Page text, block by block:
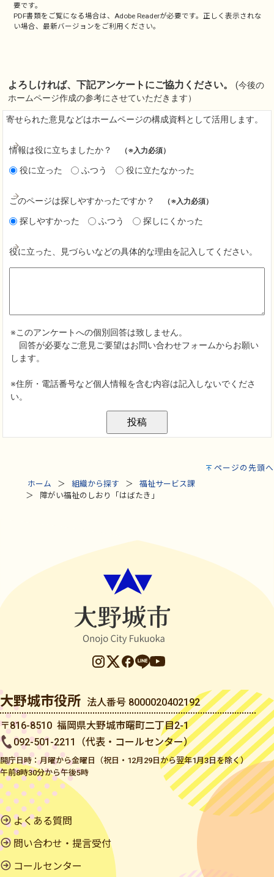
要です。
PDF書類をご覧になる場合は、Adobe Readerが必要です。正しく表示されな
い場合、最新バージョンをご利用ください。
ページの先頭へ
ホーム
組織から探す
福祉サービス課
障がい福祉のしおり「はばたき」
大野城市役所 法人番号 8000020402192
〒816-8510 福岡県大野城市曙町二丁目2-1
092-501-2211（代表・コールセンター）
開庁日時：月曜から金曜日（祝日・12月29日から翌年1月3日を除く）
午前8時30分から午後5時
よくある質問
問い合わせ・提言受付
コールセンター